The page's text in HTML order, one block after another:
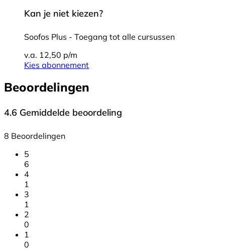
Kan je niet kiezen?
Soofos Plus - Toegang tot alle cursussen
v.a. 12,50 p/m
Kies abonnement
Beoordelingen
4.6 Gemiddelde beoordeling
8 Beoordelingen
5
6
4
1
3
1
2
0
1
0